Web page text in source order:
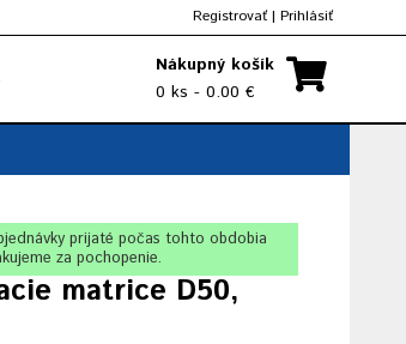
Registrovať | Prihlásiť
Nákupný košík
0 ks - 0.00 €
prijaté počas tohto obdobia
za pochopenie.
matrice D50,